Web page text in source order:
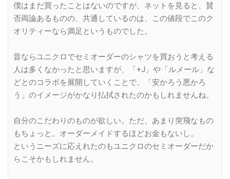
僕はまだ買ったことはないのですが、ネットを見ると、賛
否両論あるものの、共通しているのは、この値段でこのク
オリティーなら満足というものでした。
昔ならユニクロでセミオーダーのシャツを買おうと考える
人は多くなかったと思いますが、「+J」や「ルメール」な
どとのコラボを展開していくことで、「安かろう悪かろ
う」のイメージがかなり払拭されたのかもしれませんね。
自分のこだわりのものが欲しい。ただ、あまり突飛なもの
もちょっと。オーダーメイドするほどお金もないし。
というニーズに応えれたのもユニクロのセミオーダーだか
らこそかもしれません。